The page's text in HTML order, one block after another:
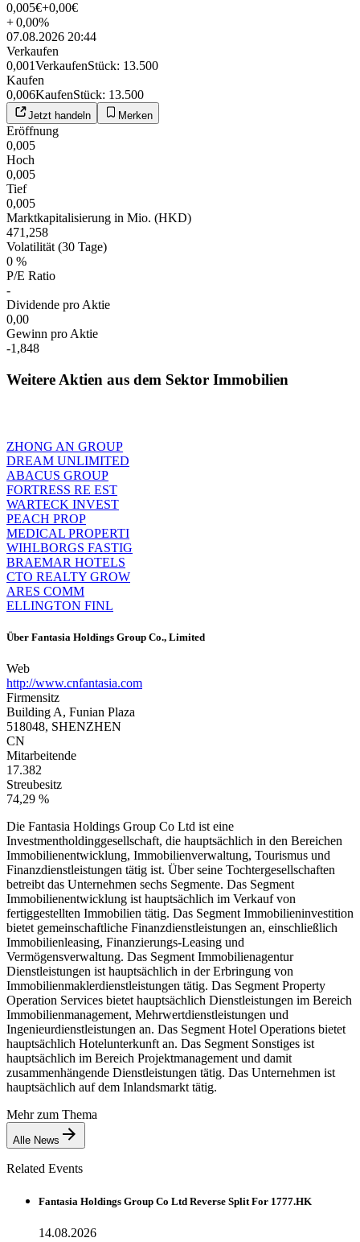
0,005€+0,00€
+0,00%
07.08.2026 20:44
Verkaufen
0,001VerkaufenStück: 13.500
Kaufen
0,006KaufenStück: 13.500
Jetzt handeln Merken
Eröffnung
0,005
Hoch
0,005
Tief
0,005
Marktkapitalisierung in Mio. (HKD)
471,258
Volatilität (30 Tage)
0 %
P/E Ratio
-
Dividende pro Aktie
0,00
Gewinn pro Aktie
-1,848
Weitere Aktien aus dem Sektor Immobilien
ZHONG AN GROUP
DREAM UNLIMITED
ABACUS GROUP
FORTRESS RE EST
WARTECK INVEST
PEACH PROP
MEDICAL PROPERTI
WIHLBORGS FASTIG
BRAEMAR HOTELS
CTO REALTY GROW
ARES COMM
ELLINGTON FINL
Über Fantasia Holdings Group Co., Limited
Web
http://www.cnfantasia.com
Firmensitz
Building A, Funian Plaza
518048, SHENZHEN
CN
Mitarbeitende
17.382
Streubesitz
74,29 %
Die Fantasia Holdings Group Co Ltd ist eine
Investmentholdinggesellschaft, die hauptsächlich in den Bereichen
Immobilienentwicklung, Immobilienverwaltung, Tourismus und
Finanzdienstleistungen tätig ist. Über seine Tochtergesellschaften
betreibt das Unternehmen sechs Segmente. Das Segment
Immobilienentwicklung ist hauptsächlich im Verkauf von
fertiggestellten Immobilien tätig. Das Segment Immobilieninvestition
bietet gemeinschaftliche Finanzdienstleistungen an, einschließlich
Immobilienleasing, Finanzierungs-Leasing und
Vermögensverwaltung. Das Segment Immobilienagentur
Dienstleistungen ist hauptsächlich in der Erbringung von
Immobilienmaklerdienstleistungen tätig. Das Segment Property
Operation Services bietet hauptsächlich Dienstleistungen im Bereich
Immobilienmanagement, Mehrwertdienstleistungen und
Ingenieurdienstleistungen an. Das Segment Hotel Operations bietet
hauptsächlich Hotelunterkunft an. Das Segment Sonstiges ist
hauptsächlich im Bereich Projektmanagement und damit
zusammenhängende Dienstleistungen tätig. Das Unternehmen ist
hauptsächlich auf dem Inlandsmarkt tätig.
Mehr zum Thema
Alle News
Related Events
Fantasia Holdings Group Co Ltd Reverse Split For 1777.HK
14.08.2026